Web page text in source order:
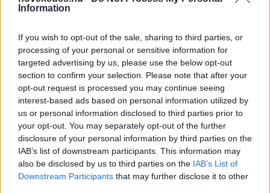
Information
If you wish to opt-out of the sale, sharing to third parties, or
processing of your personal or sensitive information for
targeted advertising by us, please use the below opt-out
section to confirm your selection. Please note that after your
opt-out request is processed you may continue seeing
interest-based ads based on personal information utilized by
us or personal information disclosed to third parties prior to
your opt-out. You may separately opt-out of the further
disclosure of your personal information by third parties on the
IAB’s list of downstream participants. This information may
also be disclosed by us to third parties on the IAB’s List of
Downstream Participants that may further disclose it to other
többek között a Magyar Nemzeti Bank és a
KONFERENCIA TŐKEPIAC
BITCOIN ÁRFOLYAM BLOCKCHAIN
KRIPTO KRIPTOCSALSÁS
NÉPSZERŰ